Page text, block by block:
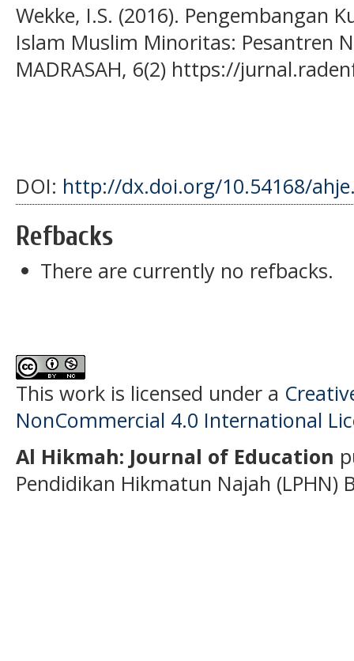
Wekke, I.S. (2016). Pengembangan
Islam Muslim Minoritas: Pesantren
MADRASAH, 6(2) https://
DOI: http://dx.doi.org/10.54168/
Refbacks
There are currently no refbacks.
This work is licensed under a
NonCommercial 4.0 International
Al Hikmah: Journal of Education
Pendidikan Hikmatun Najah (LPHN)